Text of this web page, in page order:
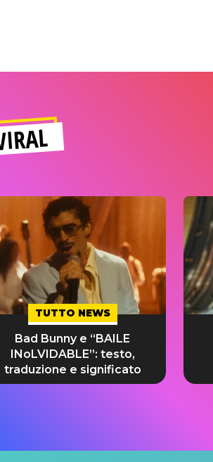
TUTTO NEWS
Bad Bunny e “BAILE
INoLVIDABLE”: testo,
traduzione e significato